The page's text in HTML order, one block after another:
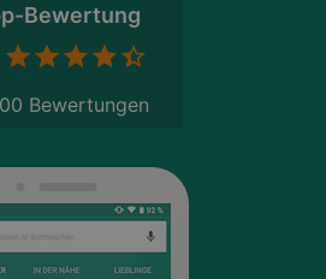
Bewertung
Bewertungen